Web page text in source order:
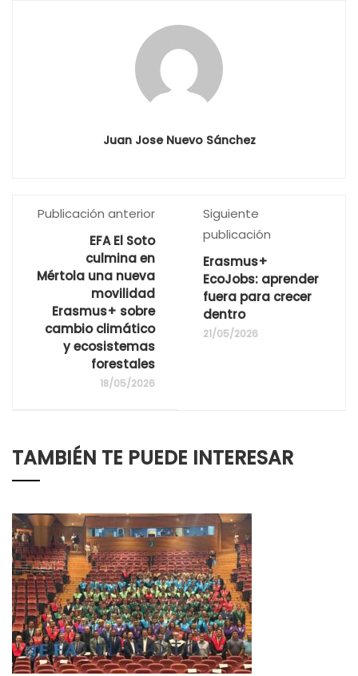
Juan Jose Nuevo Sánchez
Publicación anterior
EFA El Soto
culmina en
Mértola una nueva
movilidad
Erasmus+ sobre
cambio climático
y ecosistemas
forestales
18/05/2026
Siguiente
publicación
Erasmus+
EcoJobs: aprender
fuera para crecer
dentro
21/05/2026
TAMBIÉN TE PUEDE INTERESAR